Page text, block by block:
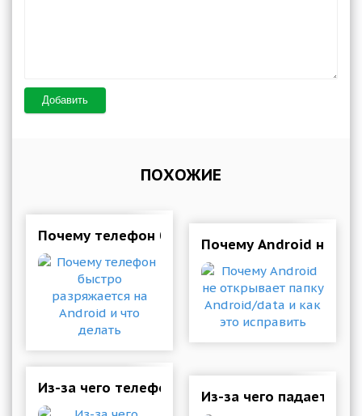
Добавить
ПОХОЖИЕ
Почему телефон быстро разряжается на
Почему Android не
Из-за чего телефон греется во время игры
Из-за чего падает